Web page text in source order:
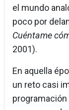
el mundo
poco por
Cuéntame
2001).
En aquella
un reto casi